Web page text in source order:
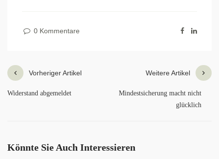
0 Kommentare
Vorheriger Artikel
Widerstand abgemeldet
Weitere Artikel
Mindestsicherung macht nicht
glücklich
Könnte Sie Auch Interessieren